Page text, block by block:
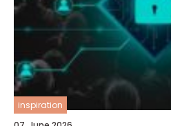
inspiration